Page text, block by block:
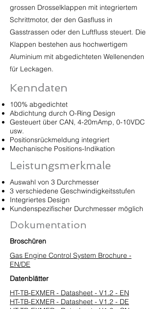
grossen Drosselklappen mit integriertem
Schrittmotor, der den Gasfluss in
Gasstrassen oder den Luftfluss steuert. Die
Klappen bestehen aus hochwertigem
Aluminium mit abgedichteten Wellenenden
für Leckagen.
Kenndaten
100% abgedichtet
Abdichtung durch O-Ring Design
Gesteuert über CAN, 4-20mAmp, 0-10VDC
usw.
Positionsrückmeldung integriert
Mechanische Positions-Indikation
Leistungsmerkmale
Auswahl von 3 Durchmesser
3 verschiedene Geschwindigkeitsstufen
Integriertes Design
Kundenspezifischer Durchmesser möglich
Dokumentation
Broschüren
Gas Engine Control System Brochure -
EN/DE
Datenblätter
HT-TB-EXMER - Datasheet - V1.2 - EN
HT-TB-EXMER - Datasheet - V1.2 - DE